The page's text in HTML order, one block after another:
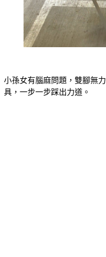
小孫女有腦麻問題，雙腳無